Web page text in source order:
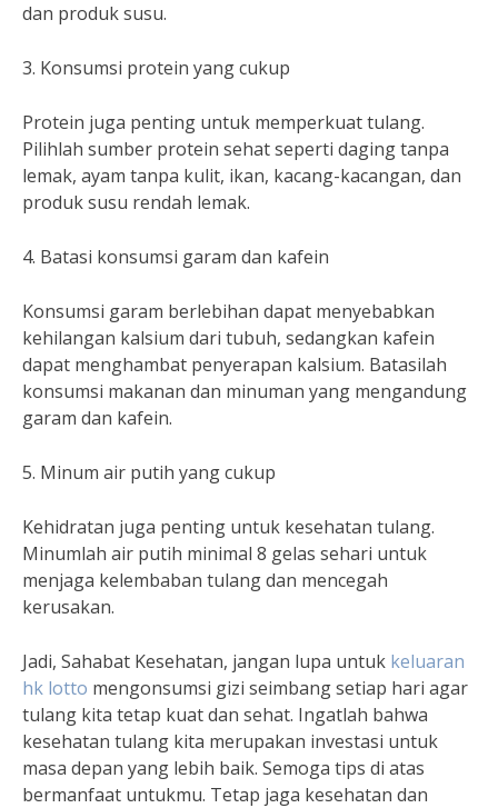
dan produk susu.
3. Konsumsi protein yang cukup
Protein juga penting untuk memperkuat tulang.
Pilihlah sumber protein sehat seperti daging tanpa
lemak, ayam tanpa kulit, ikan, kacang-kacangan, dan
produk susu rendah lemak.
4. Batasi konsumsi garam dan kafein
Konsumsi garam berlebihan dapat menyebabkan
kehilangan kalsium dari tubuh, sedangkan kafein
dapat menghambat penyerapan kalsium. Batasilah
konsumsi makanan dan minuman yang mengandung
garam dan kafein.
5. Minum air putih yang cukup
Kehidratan juga penting untuk kesehatan tulang.
Minumlah air putih minimal 8 gelas sehari untuk
menjaga kelembaban tulang dan mencegah
kerusakan.
Jadi, Sahabat Kesehatan, jangan lupa untuk keluaran
hk lotto mengonsumsi gizi seimbang setiap hari agar
tulang kita tetap kuat dan sehat. Ingatlah bahwa
kesehatan tulang kita merupakan investasi untuk
masa depan yang lebih baik. Semoga tips di atas
bermanfaat untukmu. Tetap jaga kesehatan dan